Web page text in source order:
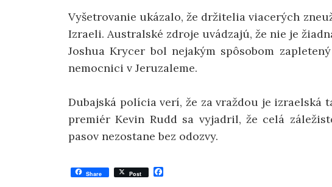
Vyšetrovanie ukázalo, že držitelia viacerých
Izraeli. Australské zdroje uvádzajú, že nie je
Joshua Krycer bol nejakým spôsobom
nemocnici v Jeruzaleme.
Dubajská polícia verí, že za vraždou je izraelská
premiér Kevin Rudd sa vyjadril, že celá
pasov nezostane bez odozvy.
Share Post